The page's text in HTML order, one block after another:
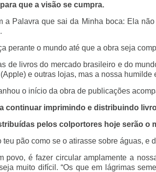
que a visão se cumpra.
a Palavra que sai da Minha boca: Ela
perante o mundo até que a obra seja
de livros do mercado brasileiro e do
e outras lojas, mas a nossa
o início da obra de publicações
continuar imprimindo e distribuindo
pelos colportores hoje serão o
teu pão como se o atirasse sobre águas,
povo, é fazer circular amplamente a
muito difícil. “Os que em lágrimas